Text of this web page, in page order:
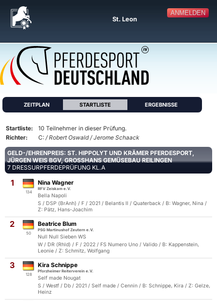
ANMELDEN
St. Leon
ZEITPLAN STARTLISTE ERGEBNISSE
Startliste:
10 Teilnehmer in dieser Prüfung.
Richter:
C: / Robert Oswald / Jerome Schaack
GELD-/EHRENPREIS: ST. HIPPOLYT UND KRÄMER PFERDESPORT,
JÜRGEN WEIS BGV, GROSSHANS GEMÜSEBAU REILINGEN
7 DRESSURPFERDEPRÜFUNG KL.A
1
134
Nina Wagner
RFV Zeiskam e.V.
Bella Napoli
S / DSP (BrAnh) / F / 2021 / Belantis II / Quaterback / B: Wagner, Nina /
Z: Pätz, Hans-Joachim
2
50
Beatrice Blum
PSG Martinushof Zeutern e.V.
Null Null Sieben WS
W / DR (Rhld) / F / 2022 / FS Numero Uno / Valido / B: Kappenstein,
Leonie / Z: Schmitz, Wolfgang
3
128
Kira Schnippe
Pforzheimer Reiterverein e.V.
Self made Nougat
S / Westf / Db / 2021 / Self made / Cennin / B: Schnippe, Kira / Z: Gelze,
Heinz